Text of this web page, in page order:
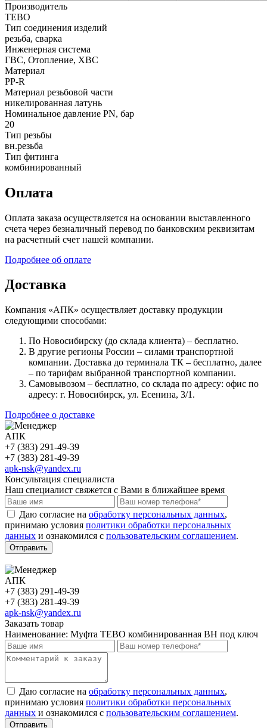
Производитель
TEBO
Тип соединения изделий
резьба, сварка
Инженерная система
ГВС, Отопление, ХВС
Материал
PP-R
Материал резьбовой части
никелированная латунь
Номинальное давление PN, бар
20
Тип резьбы
вн.резьба
Тип фитинга
комбинированный
Оплата
Оплата заказа осуществляется на основании выставленного
счета через безналичный перевод по банковским реквизитам
на расчетный счет нашей компании.
Подробнее об оплате
Доставка
Компания «АПК» осуществляет доставку продукции
следующими способами:
По Новосибирску (до склада клиента) – бесплатно.
В другие регионы России – силами транспортной
компании. Доставка до терминала ТК – бесплатно, далее
– по тарифам выбранной транспортной компании.
Самовывозом – бесплатно, со склада по адресу: офис по
адресу: г. Новосибирск, ул. Есенина, 3/1.
Подробнее о доставке
АПК
+7 (383) 291-49-39
+7 (383) 281-49-39
apk-nsk@yandex.ru
Консультация специалиста
Наш специалист свяжется с Вами в ближайшее время
Даю согласие на обработку персональных данных,
принимаю условия политики обработки персональных
данных и ознакомился с пользовательским соглашением.
Отправить
АПК
+7 (383) 291-49-39
+7 (383) 281-49-39
apk-nsk@yandex.ru
Заказать товар
Наименование: Муфта TEBO комбинированная ВН под ключ
Даю согласие на обработку персональных данных,
принимаю условия политики обработки персональных
данных и ознакомился с пользовательским соглашением.
Отправить